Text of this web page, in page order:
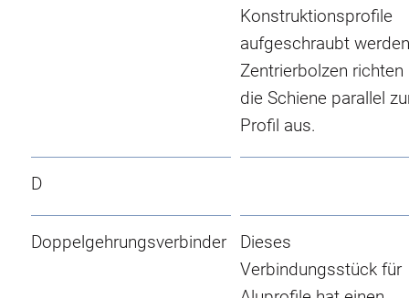
Konstruktionsprofile
aufgeschraubt
Zentrierbolzen richten
die Schiene parallel
Profil aus.
D
Doppelgehrungsverbinder
Dieses
Verbindungsstück für